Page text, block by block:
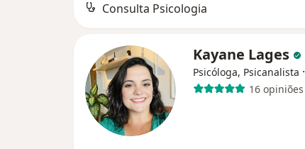
Consulta Psicologia
Kayane Lages
Psicóloga, Psicanalista ·
16 opiniões